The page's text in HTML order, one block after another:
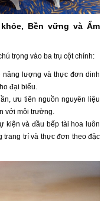
Bền vững và Ẩm
trọng vào ba trụ cột chính:
năng lượng và thực đơn dinh
đại biểu.
ưu tiên nguồn nguyên liệu
với môi trường.
kiện và đầu bếp tài hoa luôn
trang trí và thực đơn theo đặc